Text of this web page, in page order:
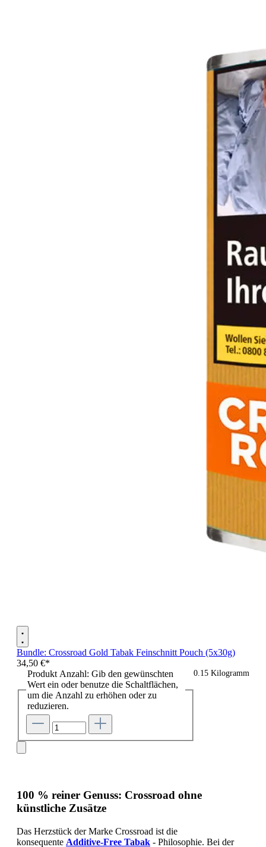
Bundle: Crossroad Gold Tabak Feinschnitt Pouch (5x30g)
34,50 €*
0.15 Kilogramm
Produkt Anzahl: Gib den gewünschten
Wert ein oder benutze die Schaltflächen,
um die Anzahl zu erhöhen oder zu
reduzieren.
100 % reiner Genuss: Crossroad ohne
künstliche Zusätze
Das Herzstück der Marke Crossroad ist die
konsequente Additive-Free Tabak - Philosophie. Bei der